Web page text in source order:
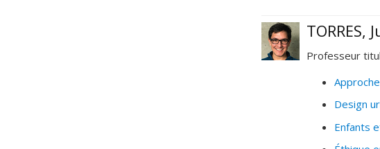
TORRES,
Professeur
Design
Enfants